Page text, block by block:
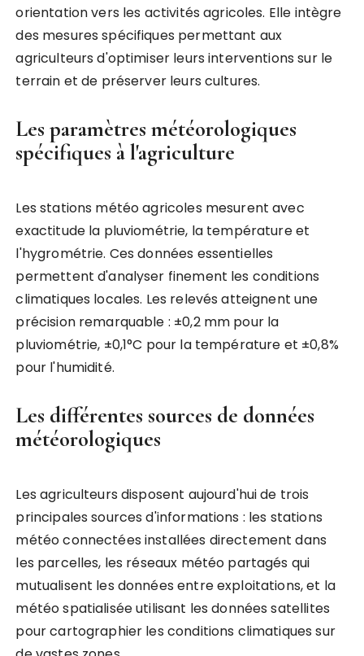
orientation vers les activités agricoles. Elle intègre
des mesures spécifiques permettant aux
agriculteurs d'optimiser leurs interventions sur le
terrain et de préserver leurs cultures.
Les paramètres météorologiques
spécifiques à l'agriculture
Les stations météo agricoles mesurent avec
exactitude la pluviométrie, la température et
l'hygrométrie. Ces données essentielles
permettent d'analyser finement les conditions
climatiques locales. Les relevés atteignent une
précision remarquable : ±0,2 mm pour la
pluviométrie, ±0,1°C pour la température et ±0,8%
pour l'humidité.
Les différentes sources de données
météorologiques
Les agriculteurs disposent aujourd'hui de trois
principales sources d'informations : les stations
météo connectées installées directement dans
les parcelles, les réseaux météo partagés qui
mutualisent les données entre exploitations, et la
météo spatialisée utilisant les données satellites
pour cartographier les conditions climatiques sur